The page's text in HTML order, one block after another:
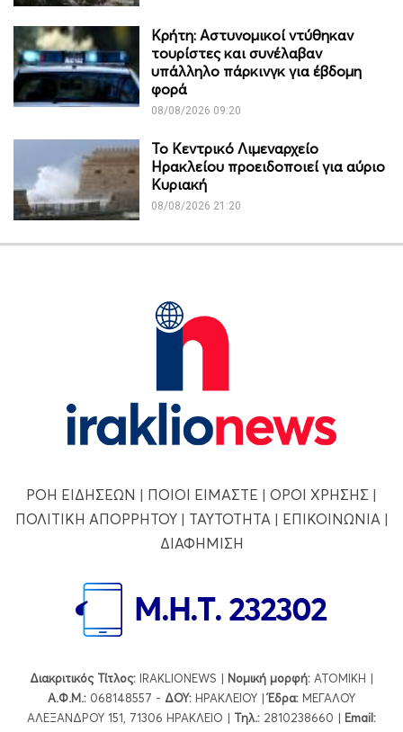
Κρήτη: Αστυνομικοί ντύθηκαν
τουρίστες και συνέλαβαν
υπάλληλο πάρκινγκ για έβδομη
φορά
08/08/2026 09:20
Το Κεντρικό Λιμεναρχείο
Ηρακλείου προειδοποιεί για αύριο
Κυριακή
08/08/2026 21:20
ΡΟΗ ΕΙΔΗΣΕΩΝ | ΠΟΙΟΙ ΕΙΜΑΣΤΕ | ΟΡΟΙ ΧΡΗΣΗΣ |
ΠΟΛΙΤΙΚΗ ΑΠΟΡΡΗΤΟΥ| ΤΑΥΤΟΤΗΤΑ| ΕΠΙΚΟΙΝΩΝΙΑ|
ΔΙΑΦΗΜΙΣΗ
Διακριτικός Τίτλος: IRAKLIONEWS | Νομική μορφή: ΑΤΟΜΙΚΗ |
Α.Φ.Μ.: 068148557 - ΔΟΥ: ΗΡΑΚΛΕΙΟΥ |Έδρα: ΜΕΓΑΛΟΥ
ΑΛΕΞΑΝΔΡΟΥ 151, 71306 ΗΡΑΚΛΕΙΟ | Τηλ.: 2810238660 | Εmail: